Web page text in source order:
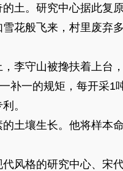
土。研究中心据此复
花般飞来，村里废弃
李守山被搀扶着上台
补一的规矩，每开采1
。
土壤生长。他将样本
风格的研究中心、宋